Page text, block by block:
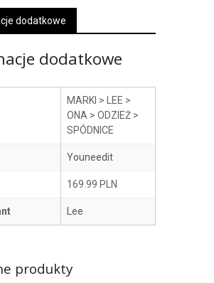
dodatkowe
dodatkowe
MARKI > LEE >
ONA > ODZIEŻ >
SPÓDNICE
Youneedit
169.99 PLN
Lee
produkty